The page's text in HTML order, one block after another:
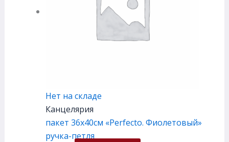
Нет на складе
Канцелярия
пакет 36х40см «Perfecto. Фиолетовый»
ручка-петля